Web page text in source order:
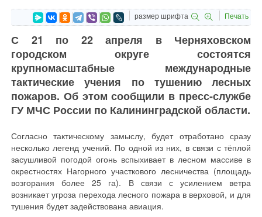
размер шрифта Печать
С 21 по 22 апреля в Черняховском
городском округе состоятся
крупномасштабные международные
тактические учения по тушению лесных
пожаров. Об этом сообщили в пресс-службе
ГУ МЧС России по Калининградской области.
Согласно тактическому замыслу, будет отработано сразу
несколько легенд учений. По одной из них, в связи с тёплой
засушливой погодой огонь вспыхивает в лесном массиве в
окрестностях Нагорного участкового лесничества (площадь
возгорания более 25 га). В связи с усилением ветра
возникает угроза перехода лесного пожара в верховой, и для
тушения будет задействована авиация.